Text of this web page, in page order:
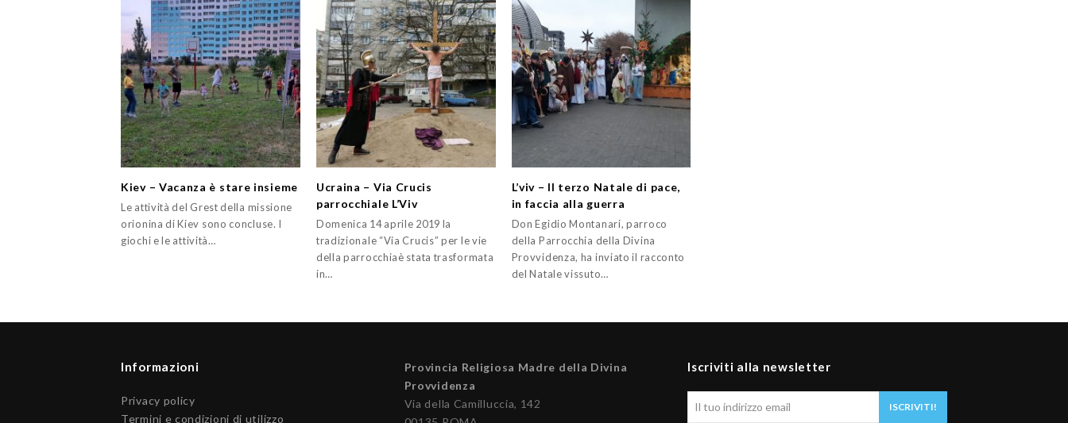
Kiev – Vacanza è stare insieme
Le attività del Grest della missione
orionina di Kiev sono concluse. I
giochi e le attività…
Ucraina – Via Crucis
parrocchiale L’Viv
Domenica 14 aprile 2019 la
tradizionale “Via Crucis” per le vie
della parrocchiaè stata trasformata
in…
L’viv – Il terzo Natale di pace,
in faccia alla guerra
Don Egidio Montanari, parroco
della Parrocchia della Divina
Provvidenza, ha inviato il racconto
del Natale vissuto…
Informazioni
Privacy policy
Termini e condizioni di utilizzo
Provincia Religiosa Madre della Divina
Provvidenza
Via della Camilluccia, 142
Iscriviti alla newsletter
ISCRIVITI!